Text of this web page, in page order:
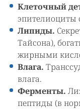
Клеточный
эпителиоциты
Липиды.
Тайсона),
жирными
Влага.
влага.
Ферменты.
пептиды (в